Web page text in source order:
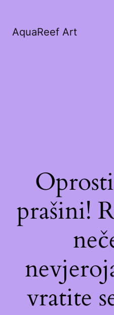
AquaReef Art
prašini!
vratite